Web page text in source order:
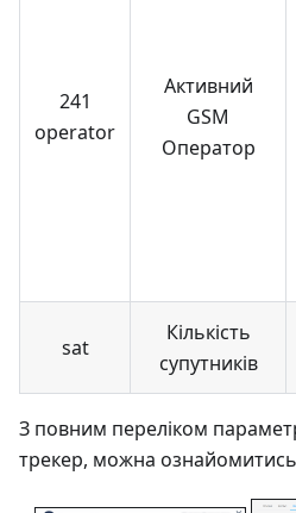
241
operator
Активний
GSM
Оператор
sat
Кількість
супутників
З повним переліком
трекер, можна